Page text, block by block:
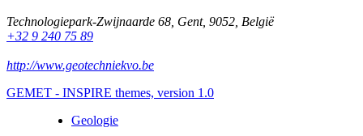
Technologiepark-Zwijnaarde 68 Gent, 9052 België
+32 9 240 75 89
http://www.geotechniekvo.be
GEMET - INSPIRE themes, version 1.0
Geologie